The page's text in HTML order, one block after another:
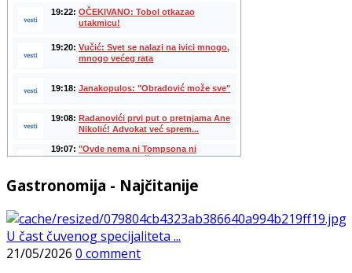
Gastronomija - Najčitanije
U čast čuvenog specijaliteta ...
21/05/2026 0 comment